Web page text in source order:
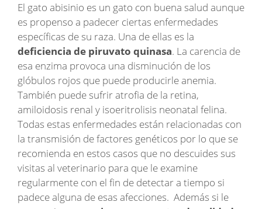
El gato abisinio es un gato con buena salud aunque
es propenso a padecer ciertas enfermedades
específicas de su raza. Una de ellas es la
deficiencia de piruvato quinasa. La carencia de
esa enzima provoca una disminución de los
glóbulos rojos que puede producirle anemia.
También puede sufrir atrofia de la retina,
amiloidosis renal y isoeritrolisis neonatal felina.
Todas estas enfermedades están relacionadas con
la transmisión de factores genéticos por lo que se
recomienda en estos casos que no descuides sus
visitas al veterinario para que le examine
regularmente con el fin de detectar a tiempo si
padece alguna de esas afecciones. Además si le